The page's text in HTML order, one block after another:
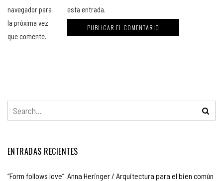
navegador para
la próxima vez
que comente.
esta entrada.
ENTRADAS RECIENTES
“Form follows love” Anna Heringer / Arquitectura para el bien común